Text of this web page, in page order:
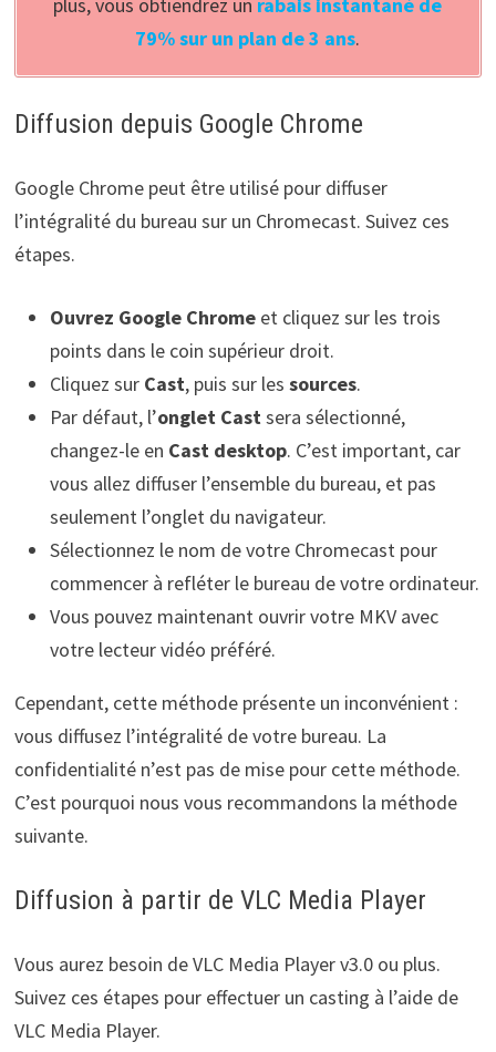
79% sur un plan de 3 ans.
Diffusion depuis Google Chrome
Google Chrome peut être utilisé pour diffuser
l’intégralité du bureau sur un Chromecast. Suivez ces
étapes.
Ouvrez Google Chromeet cliquez sur les trois
points dans le coin supérieur droit.
Cliquez sur Cast, puis sur les sources.
Par défaut, l’onglet Castsera sélectionné,
changez-le en Cast desktop. C’est important, car
vous allez diffuser l’ensemble du bureau, et pas
seulement l’onglet du navigateur.
Sélectionnez le nom de votre Chromecast pour
commencer à refléter le bureau de votre ordinateur.
Vous pouvez maintenant ouvrir votre MKV avec
votre lecteur vidéo préféré.
Cependant, cette méthode présente un inconvénient :
vous diffusez l’intégralité de votre bureau. La
confidentialité n’est pas de mise pour cette méthode.
C’est pourquoi nous vous recommandons la méthode
suivante.
Diffusion à partir de VLC Media Player
Vous aurez besoin de VLC Media Player v3.0 ou plus.
Suivez ces étapes pour effectuer un casting à l’aide de
VLC Media Player.